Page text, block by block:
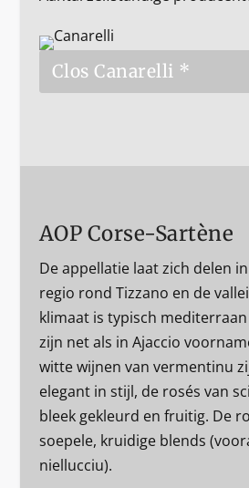
Clos Canarelli *
AOP Corse-Sartène
De appellatie laat zich delen
regio rond Tizzano en de
klimaat is typisch
zijn net als in Ajaccio
witte wijnen van vermentinu
elegant in stijl, de rosés van
bleek gekleurd en fruitig. De
soepele, kruidige blends
niellucciu).